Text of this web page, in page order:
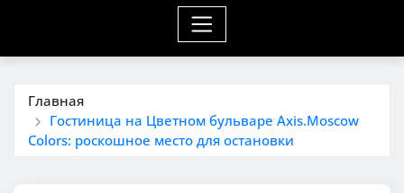
Главная
Гостиница на Цветном бульваре Axis.Moscow
Colors: роскошное место для остановки